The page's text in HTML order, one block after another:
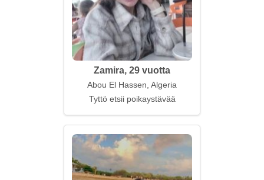
Zamira, 29 vuotta
Abou El Hassen, Algeria
Tyttö etsii poikaystävää